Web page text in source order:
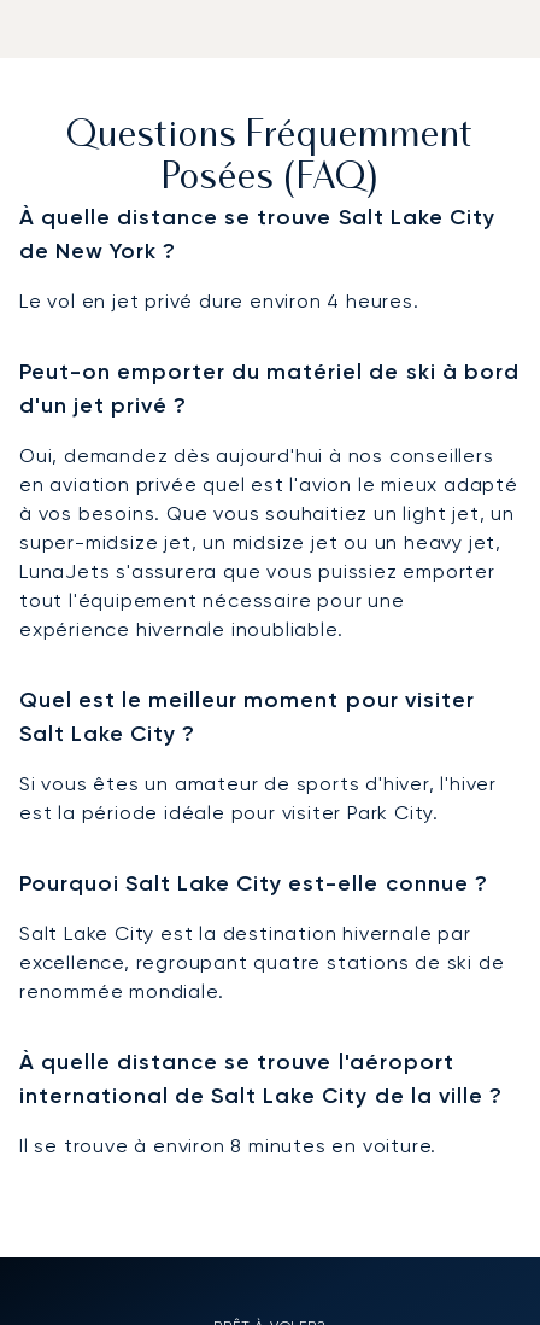
Questions Fréquemment
Posées (FAQ)
À quelle distance se trouve Salt Lake City
de New York ?
Le vol en jet privé dure environ 4 heures.
Peut-on emporter du matériel de ski à bord
d'un jet privé ?
Oui, demandez dès aujourd'hui à nos conseillers
en aviation privée quel est l'avion le mieux adapté
à vos besoins. Que vous souhaitiez un light jet, un
super-midsize jet, un midsize jet ou un heavy jet,
LunaJets s'assurera que vous puissiez emporter
tout l'équipement nécessaire pour une
expérience hivernale inoubliable.
Quel est le meilleur moment pour visiter
Salt Lake City ?
Si vous êtes un amateur de sports d'hiver, l'hiver
est la période idéale pour visiter Park City.
Pourquoi Salt Lake City est-elle connue ?
Salt Lake City est la destination hivernale par
excellence, regroupant quatre stations de ski de
renommée mondiale.
À quelle distance se trouve l'aéroport
international de Salt Lake City de la ville ?
Il se trouve à environ 8 minutes en voiture.